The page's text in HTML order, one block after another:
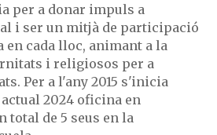
per a donar impuls a
i ser un mitjà de participació
en cada lloc, animant a la
i religiosos per a
Per a l'any 2015 s'inicia
2024 oficina en
total de 5 seus en la